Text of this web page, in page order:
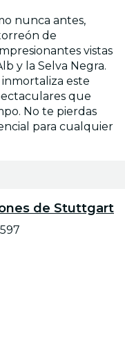
nunca antes,
de
vistas
y la Selva Negra.
este
que
No te pierdas
para cualquier
de Stuttgart